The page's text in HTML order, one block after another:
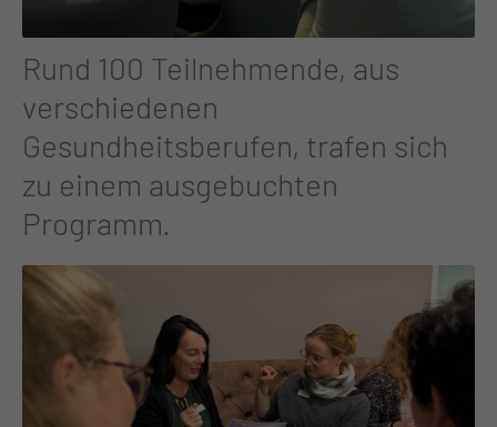
Rund 100 Teilnehmende, aus
verschiedenen
Gesundheitsberufen, trafen sich
zu einem ausgebuchten
Programm.